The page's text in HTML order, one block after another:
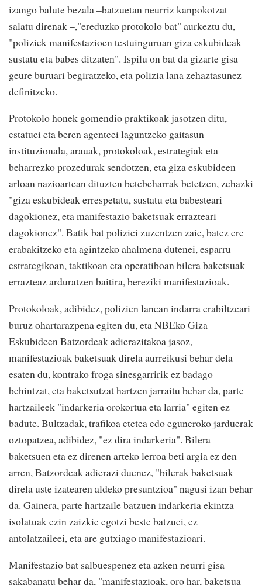
izango balute bezala –batzuetan neurriz kanpokotzat
salatu direnak –,"ereduzko protokolo bat" aurkeztu du,
"poliziek manifestazioen testuinguruan giza eskubideak
sustatu eta babes ditzaten". Ispilu on bat da gizarte gisa
geure buruari begiratzeko, eta polizia lana zehaztasunez
definitzeko.
Protokolo honek gomendio praktikoak jasotzen ditu,
estatuei eta beren agenteei laguntzeko gaitasun
instituzionala, arauak, protokoloak, estrategiak eta
beharrezko prozedurak sendotzen, eta giza eskubideen
arloan nazioartean dituzten betebeharrak betetzen, zehazki
"giza eskubideak errespetatu, sustatu eta babesteari
dagokionez, eta manifestazio baketsuak errazteari
dagokionez". Batik bat poliziei zuzentzen zaie, batez ere
erabakitzeko eta agintzeko ahalmena dutenei, esparru
estrategikoan, taktikoan eta operatiboan bilera baketsuak
errazteaz arduratzen baitira, bereziki manifestazioak.
Protokoloak, adibidez, polizien lanean indarra erabiltzeari
buruz ohartarazpena egiten du, eta NBEko Giza
Eskubideen Batzordeak adierazitakoa jasoz,
manifestazioak baketsuak direla aurreikusi behar dela
esaten du, kontrako froga sinesgarririk ez badago
behintzat, eta baketsutzat hartzen jarraitu behar da, parte
hartzaileek "indarkeria orokortua eta larria" egiten ez
badute. Bultzadak, trafikoa etetea edo eguneroko jarduerak
oztopatzea, adibidez, "ez dira indarkeria". Bilera
baketsuen eta ez direnen arteko lerroa beti argia ez den
arren, Batzordeak adierazi duenez, "bilerak baketsuak
direla uste izatearen aldeko presuntzioa" nagusi izan behar
da. Gainera, parte hartzaile batzuen indarkeria ekintza
isolatuak ezin zaizkie egotzi beste batzuei, ez
antolatzaileei, eta are gutxiago manifestazioari.
Manifestazio bat salbuespenez eta azken neurri gisa
sakabanatu behar da, "manifestazioak, oro har, baketsua